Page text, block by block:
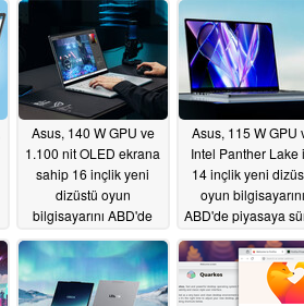
Asus, 140 W GPU ve
1.100 nit OLED ekrana
sahip 16 inçlik yeni
dizüstü oyun
bilgisayarını ABD'de
05/23/2026
Asus, 115 W GPU
Intel Panther Lake
14 inçlik yeni
oyun bilgisayarını
ABD'de piyasaya
05/23/2026